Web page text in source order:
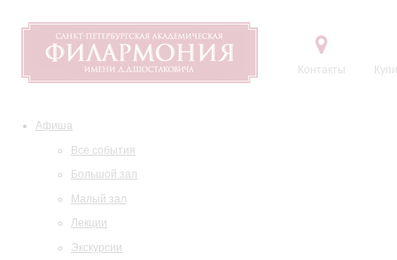
Контакты
Афиша
Все события
Большой зал
Малый зал
Лекции
Экскурсии